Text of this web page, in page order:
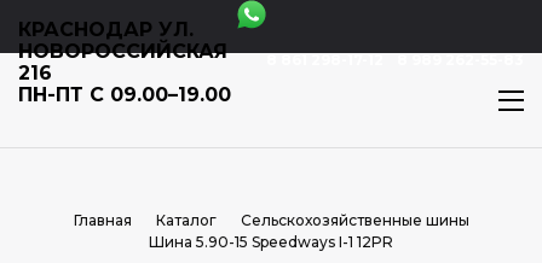
КРАСНОДАР УЛ.
НОВОРОССИЙСКАЯ
216
ПН-ПТ С 09.00–19.00
8 861 298-17-12 8 989 262-55-83
Главная Каталог
Сельскохозяйственные шины
Шина 5.90-15 Speedways I-1 12PR